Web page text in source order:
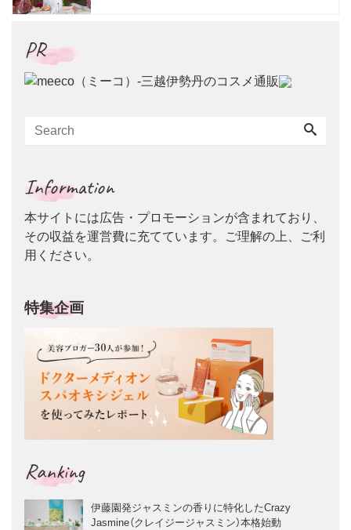
PR
Information
本サイトには広告・プロモーションが含まれており、
その収益を運営費に充てています。ご理解の上、ご利
用ください。
特集企画
Ranking
伊藤園発ジャスミンの香りに特化したCrazy
Jasmine（クレイジージャスミン）本格始動